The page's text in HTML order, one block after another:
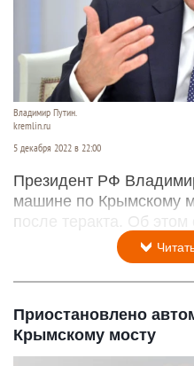
Владимир Путин.
kremlin.ru
5 декабря 2022 в 22:00
Президент РФ
машине по Крымскому
после теракта. Об
Приостановлено
Крымскому мосту